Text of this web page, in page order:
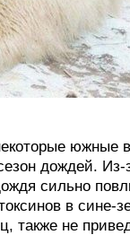
южные
дождей. Из-
сильно
в сине-
также не